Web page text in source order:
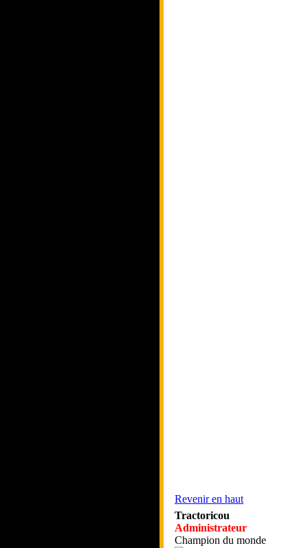
Revenir en haut
Tractoricou
Administrateur
Champion du monde